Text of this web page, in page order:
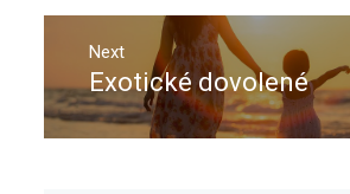
Next
Next
post:
Exotické dovolené